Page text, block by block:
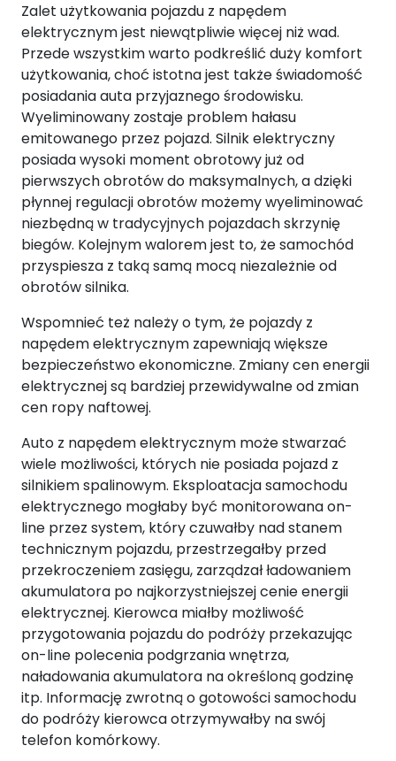
Zalet użytkowania pojazdu z napędem
elektrycznym jest niewątpliwie więcej niż wad.
Przede wszystkim warto podkreślić duży komfort
użytkowania, choć istotna jest także świadomość
posiadania auta przyjaznego środowisku.
Wyeliminowany zostaje problem hałasu
emitowanego przez pojazd. Silnik elektryczny
posiada wysoki moment obrotowy już od
pierwszych obrotów do maksymalnych, a dzięki
płynnej regulacji obrotów możemy wyeliminować
niezbędną w tradycyjnych pojazdach skrzynię
biegów. Kolejnym walorem jest to, że samochód
przyspiesza z taką samą mocą niezależnie od
obrotów silnika.
Wspomnieć też należy o tym, że pojazdy z
napędem elektrycznym zapewniają większe
bezpieczeństwo ekonomiczne. Zmiany cen energii
elektrycznej są bardziej przewidywalne od zmian
cen ropy naftowej.
Auto z napędem elektrycznym może stwarzać
wiele możliwości, których nie posiada pojazd z
silnikiem spalinowym. Eksploatacja samochodu
elektrycznego mogłaby być monitorowana on-
line przez system, który czuwałby nad stanem
technicznym pojazdu, przestrzegałby przed
przekroczeniem zasięgu, zarządzał ładowaniem
akumulatora po najkorzystniejszej cenie energii
elektrycznej. Kierowca miałby możliwość
przygotowania pojazdu do podróży przekazując
on-line polecenia podgrzania wnętrza,
naładowania akumulatora na określoną godzinę
itp. Informację zwrotną o gotowości samochodu
do podróży kierowca otrzymywałby na swój
telefon komórkowy.